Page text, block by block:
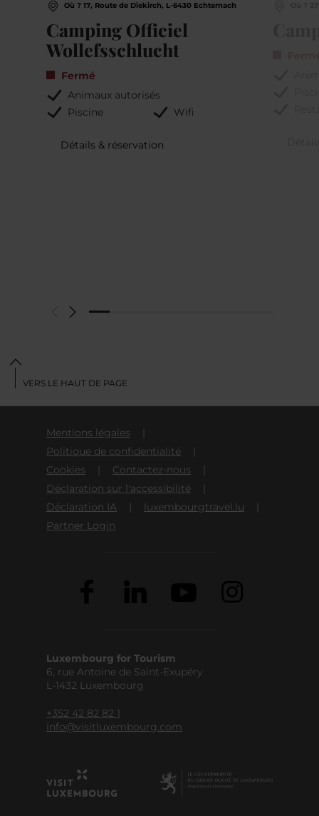
Où ? 17, Route de Diekirch, L-6430 Echternach
Camping Officiel
Wollefsschlucht
Fermé
Animaux autorisés
Piscine
Wifi
Détails & réservation
Mentions légales
Politique de confidentialité
Cookies
Contactez-nous
Déclaration sur l'accessibilité
Déclaration IA
luxembourgtravel.lu
Partner Login
Luxembourg for Tourism
6, rue Antoine de Saint-Exupéry
L-1432 Luxembourg
+352 42 82 82 1
info@visitluxembourg.com
VERS LE HAUT DE PAGE